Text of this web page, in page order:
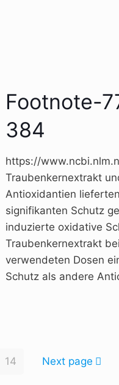
Footnote-
384
https://
Traubenkernextrakt
Antioxidantien
signifikanten Schutz
induzierte oxidative
Traubenkernextrakt
verwendeten Dosen
Schutz als andere
14 Next page